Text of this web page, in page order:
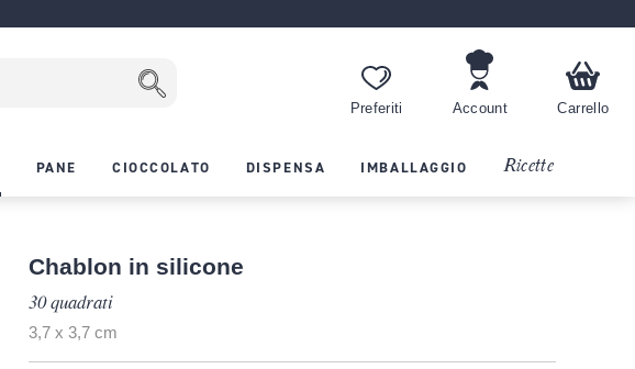
Preferiti Account Carrello
PANE CIOCCOLATO DISPENSA IMBALLAGGIO Ricette
Chablon in silicone
30 quadrati
3,7 x 3,7 cm